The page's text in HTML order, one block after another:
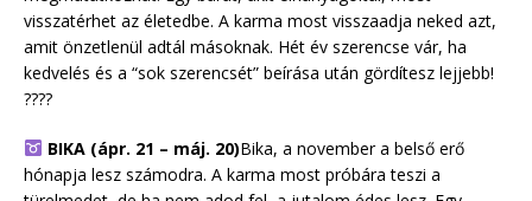
visszatérhet az életedbe. A karma most visszaadja neked azt,
amit önzetlenül adtál másoknak. Hét év szerencse vár, ha
kedvelés és a “sok szerencsét” beírása után gördítesz lejjebb!
????
BIKA (ápr. 21 – máj. 20)Bika, a november a belső erő
hónapja lesz számodra. A karma most próbára teszi a